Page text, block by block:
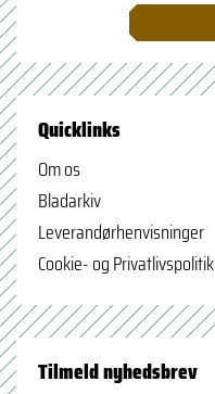
Quicklinks
Om os
Bladarkiv
Leverandørhenvisninger
Cookie- og Privatlivspolitik
Tilmeld nyhedsbrev